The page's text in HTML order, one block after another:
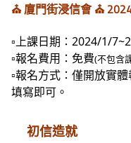
⛪️ 廈門街浸信會 ⛪️
▫️上課日期：2024/1/
▫️報名費用： 免費(不包含
▫️報名方式：僅開放實體
填寫即可。
初信造就